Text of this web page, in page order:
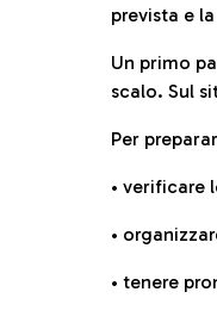
prevista e
Un primo
scalo. Sul
Per
• verificare
•
• tenere